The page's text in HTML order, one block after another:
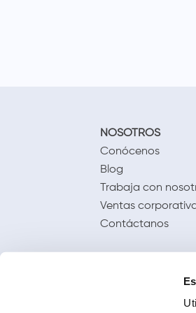
NOSOTROS
Conócenos
Blog
Trabaja con
Ventas
Contáctanos